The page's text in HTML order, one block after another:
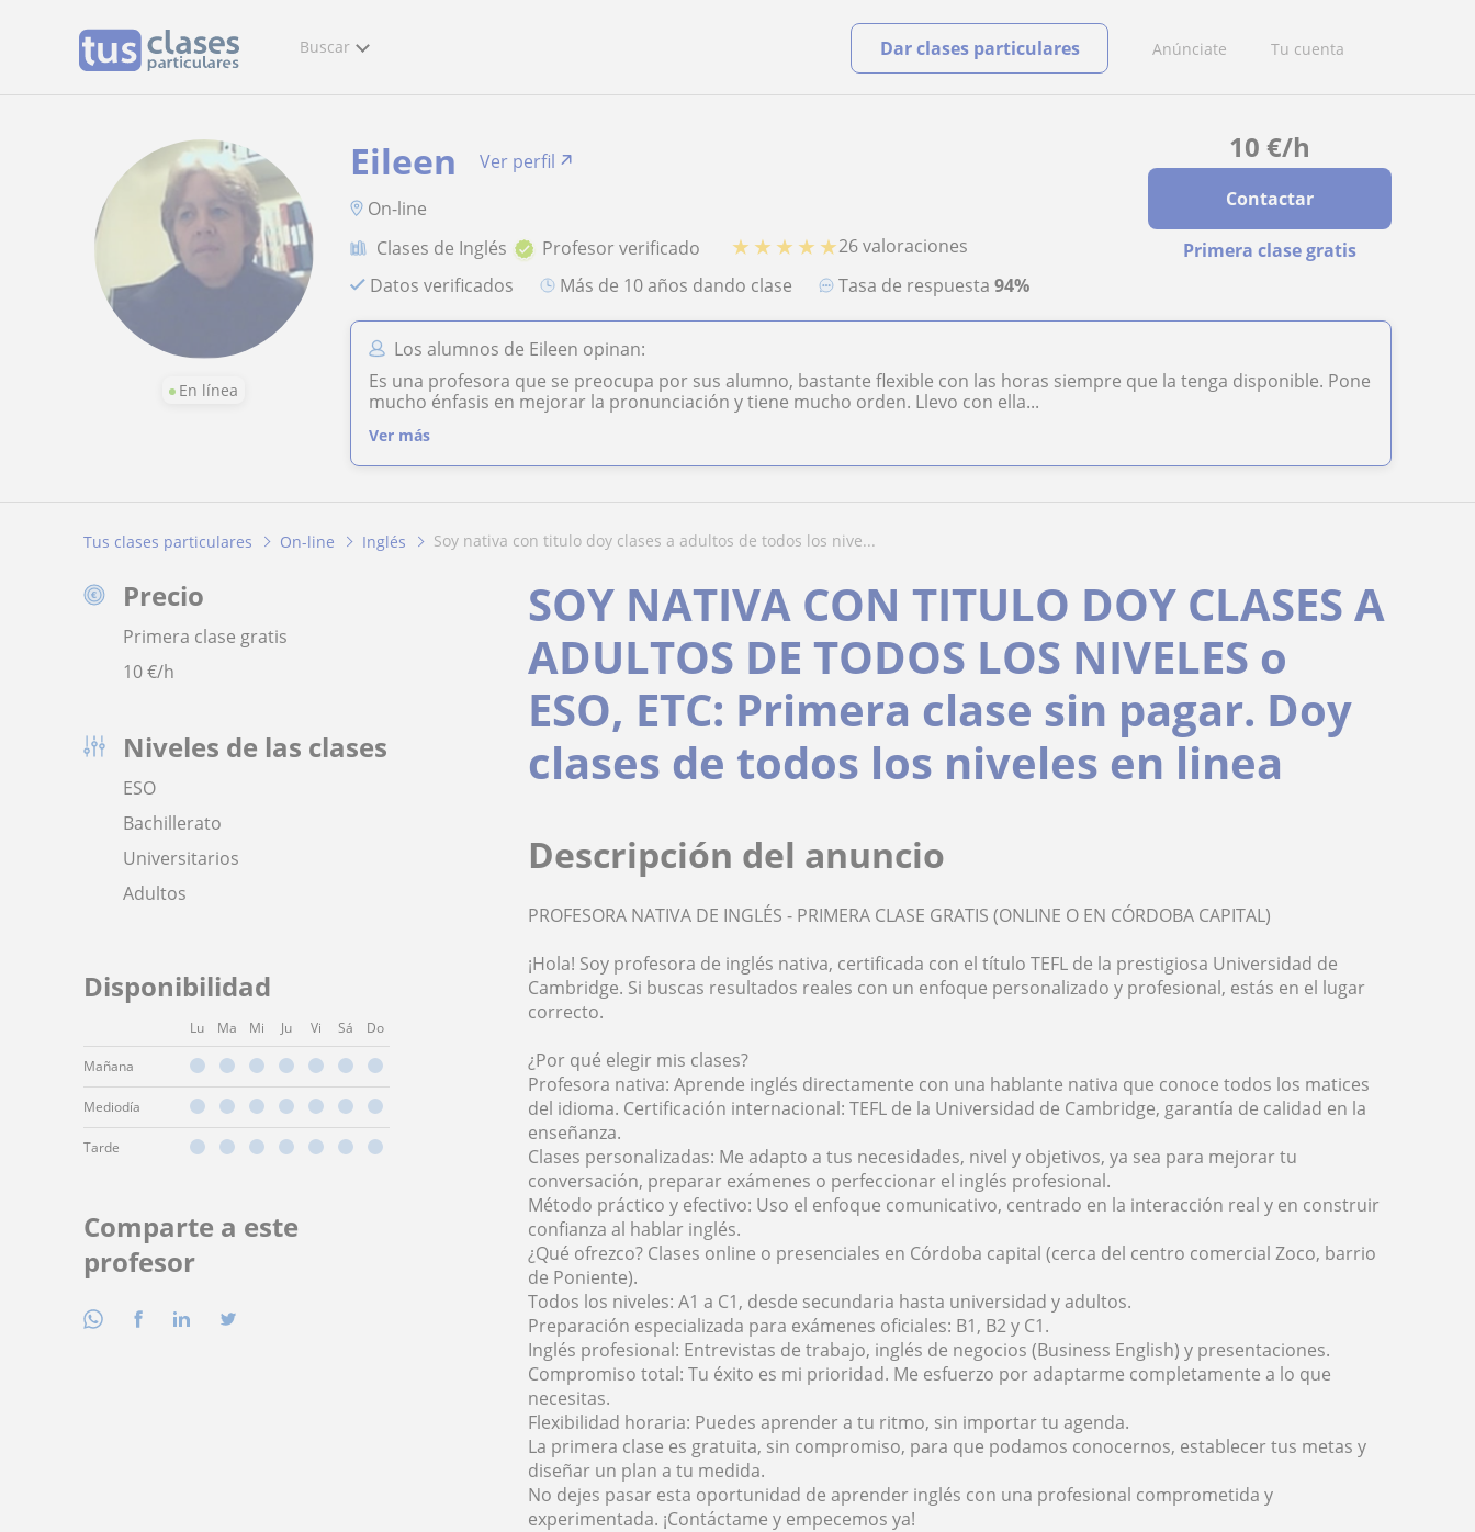
Buscar Anúnciate Tu cuenta
Dar clases particulares
En línea
10 €/h
Contactar
Primera clase gratis
Eileen
Ver perfil
On-line
Clases de Inglés
Profesor verificado ★ ★ ★ ★ ★26 valoraciones
Datos verificados
más de 10 años dando clase Tasa de respuesta94%
Los alumnos de Eileen opinan:
Es una profesora que se preocupa por sus alumno, bastante flexible con las horas siempre que la tenga disponible. Pone
mucho énfasis en mejorar la pronunciación y tiene mucho orden. Llevo con ella...
Ver más
Tus clases particulares On-line Inglés soy nativa con titulo doy clases a adultos de todos los nive...
Precio
Primera clase gratis
10€/h
Niveles de las clases
ESO
Bachillerato
Universitarios
Adultos
Disponibilidad
Lu Ma Mi Ju Vi Sá Do
Mañana
Mediodía
Tarde
Comparte a este
profesor
SOY NATIVA CON TITULO DOY CLASES A
ADULTOS DE TODOS LOS NIVELES o
ESO, ETC: Primera clase sin pagar. Doy
clases de todos los niveles en linea
Descripción del anuncio
PROFESORA NATIVA DE INGLÉS - PRIMERA CLASE GRATIS (ONLINE O EN CÓRDOBA CAPITAL)
¡Hola! Soy profesora de inglés nativa, certificada con el título TEFL de la prestigiosa Universidad de
Cambridge. Si buscas resultados reales con un enfoque personalizado y profesional, estás en el lugar
correcto.
¿Por qué elegir mis clases?
Profesora nativa: Aprende inglés directamente con una hablante nativa que conoce todos los matices
del idioma. Certificación internacional: TEFL de la Universidad de Cambridge, garantía de calidad en la
enseñanza.
Clases personalizadas: Me adapto a tus necesidades, nivel y objetivos, ya sea para mejorar tu
conversación, preparar exámenes o perfeccionar el inglés profesional.
Método práctico y efectivo: Uso el enfoque comunicativo, centrado en la interacción real y en construir
confianza al hablar inglés.
¿Qué ofrezco? Clases online o presenciales en Córdoba capital (cerca del centro comercial Zoco, barrio
de Poniente).
Todos los niveles: A1 a C1, desde secundaria hasta universidad y adultos.
Preparación especializada para exámenes oficiales: B1, B2 y C1.
Inglés profesional: Entrevistas de trabajo, inglés de negocios (Business English) y presentaciones.
Compromiso total: Tu éxito es mi prioridad. Me esfuerzo por adaptarme completamente a lo que
necesitas.
Flexibilidad horaria: Puedes aprender a tu ritmo, sin importar tu agenda.
La primera clase es gratuita, sin compromiso, para que podamos conocernos, establecer tus metas y
diseñar un plan a tu medida.
No dejes pasar esta oportunidad de aprender inglés con una profesional comprometida y
experimentada. ¡Contáctame y empecemos ya!